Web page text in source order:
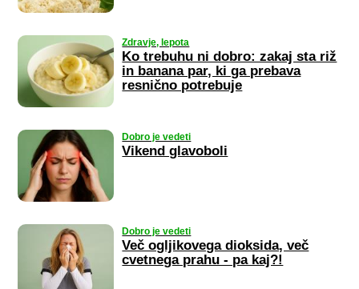
Zdravje, lepota
Ko trebuhu ni dobro: zakaj sta riž
in banana par, ki ga prebava
resnično potrebuje
Dobro je vedeti
Vikend glavoboli
Dobro je vedeti
Več ogljikovega dioksida, več
cvetnega prahu - pa kaj?!